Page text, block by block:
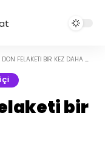
BIR KEZ DAHA MECLIS GÜNDEMINDE
bir